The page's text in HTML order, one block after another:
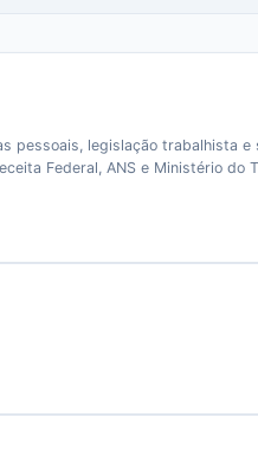
pessoais, legislação trabalhista e
Federal, ANS e Ministério do